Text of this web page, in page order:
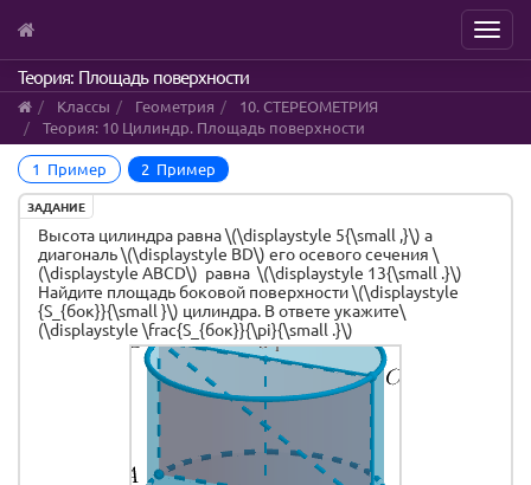
Skip
to
main
content
Menu
Теория: Площадь поверхности
Классы Геометрия
10. СТЕРЕОМЕТРИЯ
Теория: 10 Цилиндр. Площадь поверхности
1 Пример 2 Пример
ЗАДАНИЕ
Высота цилиндра равна \(\displaystyle 5{\small ,}\) а
диагональ \(\displaystyle BD\) его осевого сечения \
(\displaystyle ABCD\) равна \(\displaystyle 13{\small .}\)
Найдите площадь боковой поверхности \(\displaystyle
{S_{бок}}{\small }\) цилиндра. В ответе укажите\
(\displaystyle \frac{S_{бок}}{\pi}{\small .}\)
Cylinder
Conic
Segment
prime
Conic
Surface
Segment
subscript
Segment
Segment
Segment
Segment
Quadrilateral
AOO
start
subscript
end
BCD